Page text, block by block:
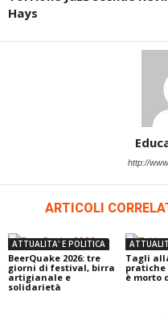
Hays
http://
ARTICOLI
ATTUALITA' E POLITICA
BeerQuake 2026: tre
giorni di festival, birra
artigianale e
solidarietà
Tagli
pratiche
è morto